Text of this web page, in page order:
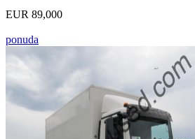
EUR 89,000
ponuda